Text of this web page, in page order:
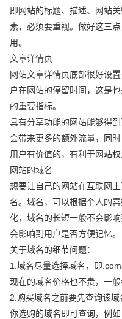
即网站的标题、描述、网站
素，必须要重视。做好这三
用。
文章详情页
网站文章详情页底部很好设
户在网站的停留时间，这是
的重要指标。
具有分享功能的网站能够得
会带来更多的额外流量，同
用户有价值的，有利于网站权
网站的域名
想要让自己的网站在互联网
名。域名，可以根据个人的
化，域名的长短一般不会影
会影响到用户是否方便记忆。
关于域名的细节问题：
1.域名尽量选择域名，即
现在的域名价格也不贵，一般
2.购买域名之前要先查询该
你选购的域名即可查询，例